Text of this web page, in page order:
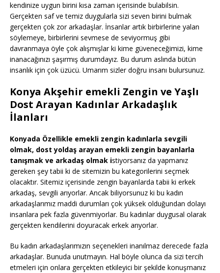
kendinize uygun birini kısa zaman içerisinde bulabilsin.
Gerçekten saf ve temiz duygularla sizi seven birini bulmak
gerçekten çok zor arkadaşlar. İnsanlar artık birbirlerine yalan
söylemeye, birbirlerini sevmese de seviyormuş gibi
davranmaya öyle çok alışmışlar ki kime güveneceğimizi, kime
inanacağınızı şaşırmış durumdayız. Bu durum aslında bütün
insanlık için çok üzücü. Umarım sizler doğru insanı bulursunuz.
Konya Akşehir emekli Zengin ve Yaşlı
Dost Arayan Kadınlar Arkadaşlık
İlanları
Konyada Özellikle emekli zengin kadınlarla sevgili
olmak, dost yoldaş arayan emekli zengin bayanlarla
tanışmak ve arkadaş olmak istiyorsanız da yapmanız
gereken şey tabii ki de sitemizin bu kategorilerini seçmek
olacaktır. Sitemiz içerisinde zengin bayanlarda tabii ki erkek
arkadaş, sevgili arıyorlar. Ancak biliyorsunuz ki bu kadın
arkadaşlarımız maddi durumları çok yüksek olduğundan dolayı
insanlara pek fazla güvenmiyorlar. Bu kadınlar duygusal olarak
gerçekten kendilerini doyuracak erkek arıyorlar.
Bu kadın arkadaşlarımızın seçenekleri inanılmaz derecede fazla
arkadaşlar. Bunuda unutmayın. Hal böyle olunca da sizi tercih
etmeleri için onlara gerçekten etkileyici bir şekilde konuşmanız